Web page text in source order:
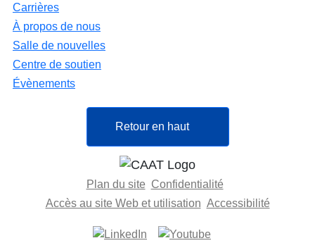
Carrières
À propos de nous
Salle de nouvelles
Centre de soutien
Évènements
Retour en haut
Plan du site Confidentialité
Accès au site Web et utilisation Accessibilité